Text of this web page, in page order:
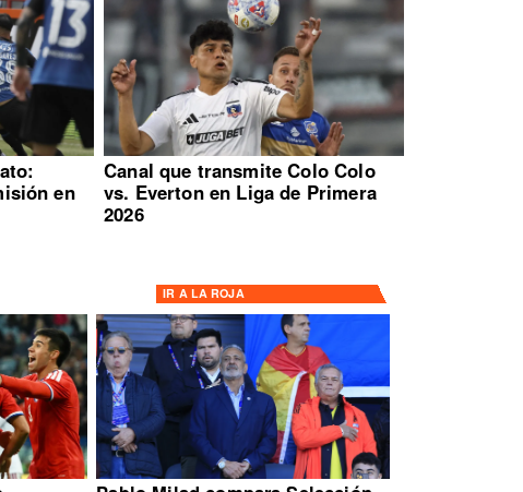
en
Canal que transmite Colo Colo
vs. Everton en Liga de Primera
2026
IR A LA ROJA